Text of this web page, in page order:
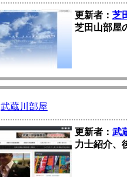
更新者： 芝
芝田山部屋
武蔵川部屋
更新者： 武
力士紹介、